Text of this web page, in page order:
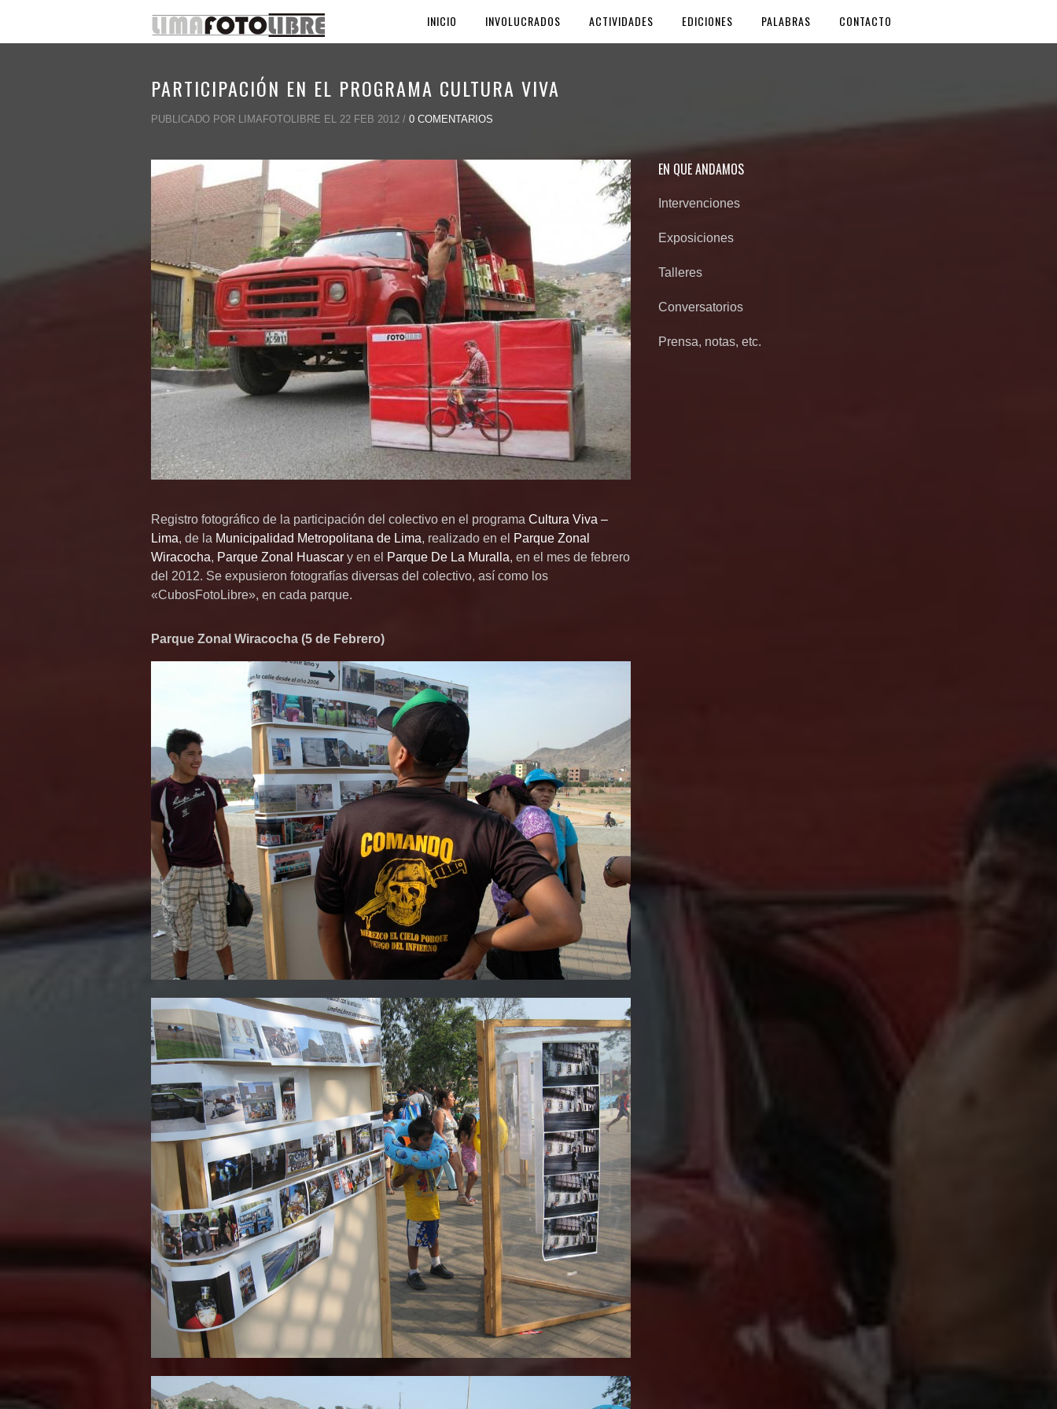
INICIO INVOLUCRADOS ACTIVIDADES EDICIONES PALABRAS CONTACTO
PARTICIPACIÓN EN EL PROGRAMA CULTURA VIVA
PUBLICADO POR LIMAFOTOLIBRE EL 22 FEB 2012 / 0 COMENTARIOS
Registro fotográfico de la participación del colectivo en el programa Cultura Viva –
Lima, de la Municipalidad Metropolitana de Lima, realizado en el Parque Zonal
Wiracocha, Parque Zonal Huascar y en el Parque De La Muralla, en el mes de febrero
del 2012. Se expusieron fotografías diversas del colectivo, así como los
«CubosFotoLibre», en cada parque.
Parque Zonal Wiracocha (5 de Febrero)
EN QUE ANDAMOS
Intervenciones
Exposiciones
Talleres
Conversatorios
Prensa, notas, etc.